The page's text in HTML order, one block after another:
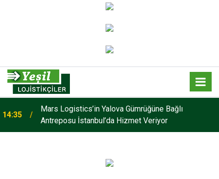
14:35
Mars Logistics’in Yalova Gümrüğüne Bağlı
Antreposu İstanbul’da Hizmet Veriyor